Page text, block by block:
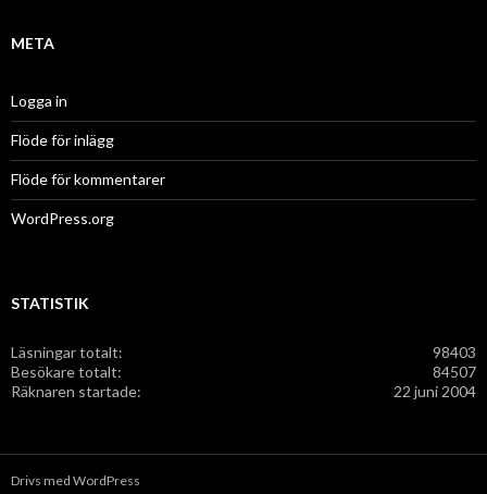
v
META
Logga in
Flöde för inlägg
Flöde för kommentarer
WordPress.org
STATISTIK
98403
Läsningar totalt:
84507
Besökare totalt:
22 juni 2004
Räknaren startade:
Drivs med WordPress